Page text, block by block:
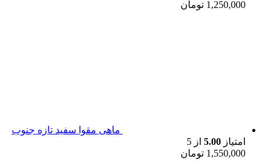
1,250,000 تومان
ماهی مقوا سفید تازه جنوب
امتیاز 5.00 از 5
1,550,000 تومان